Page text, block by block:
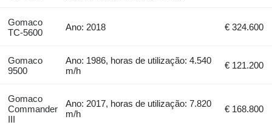
Gomaco
TC-5600
Ano: 2018 € 324.600
Gomaco
9500
Ano: 1986, horas de utilização: 4.540
m/h
€ 121.200
Gomaco
Commander
III
Ano: 2017, horas de utilização: 7.820
m/h
€ 168.800